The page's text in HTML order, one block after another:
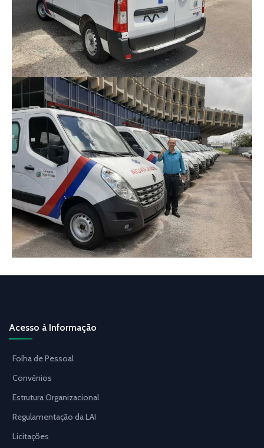
Acesso à Informação
Folha de Pessoal
Convênios
Estrutura Organizacional
Regulamentação da LAI
Licitações